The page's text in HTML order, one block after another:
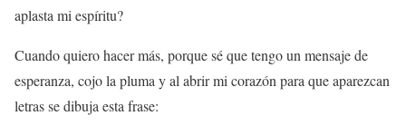
aplasta mi espíritu?
Cuando quiero hacer más, porque sé que tengo un mensaje de
esperanza, cojo la pluma y al abrir mi corazón para que aparezcan
letras se dibuja esta frase: